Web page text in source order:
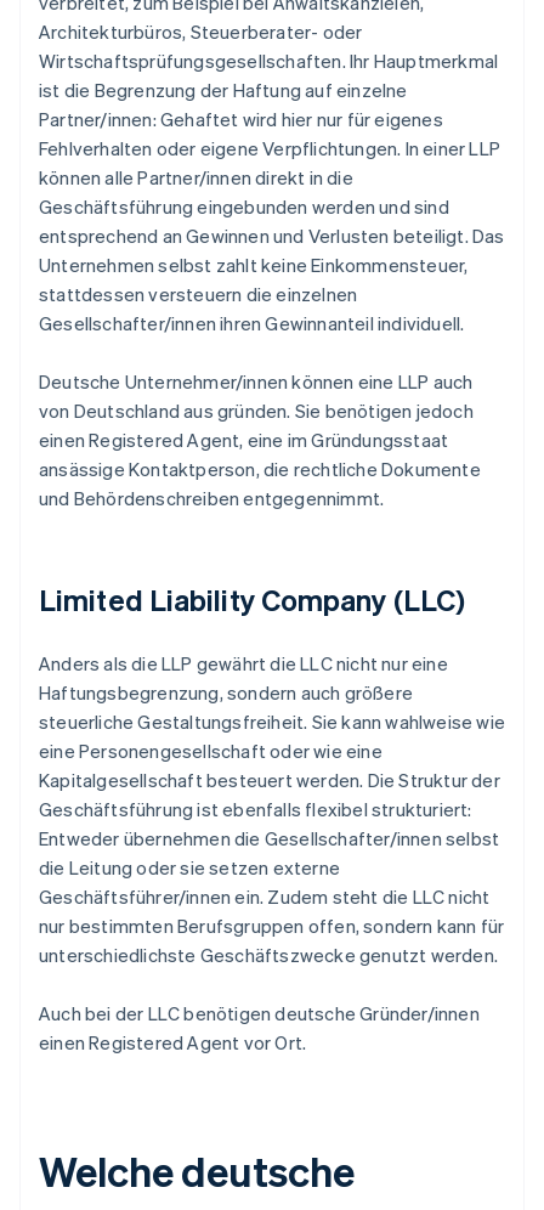
Architekturbüros, Steuerberater- oder
Wirtschaftsprüfungsgesellschaften. Ihr Hauptmerkmal
ist die Begrenzung der Haftung auf einzelne
Partner/innen: Gehaftet wird hier nur für eigenes
Fehlverhalten oder eigene Verpflichtungen. In einer LLP
können alle Partner/innen direkt in die
Geschäftsführung eingebunden werden und sind
entsprechend an Gewinnen und Verlusten beteiligt. Das
Unternehmen selbst zahlt keine Einkommensteuer,
stattdessen versteuern die einzelnen
Gesellschafter/innen ihren Gewinnanteil individuell.
Deutsche Unternehmer/innen können eine LLP auch
von Deutschland aus gründen. Sie benötigen jedoch
einen Registered Agent, eine im Gründungsstaat
ansässige Kontaktperson, die rechtliche Dokumente
und Behördenschreiben entgegennimmt.
Limited Liability Company (LLC)
Anders als die LLP gewährt die LLC nicht nur eine
Haftungsbegrenzung, sondern auch größere
steuerliche Gestaltungsfreiheit. Sie kann wahlweise wie
eine Personengesellschaft oder wie eine
Kapitalgesellschaft besteuert werden. Die Struktur der
Geschäftsführung ist ebenfalls flexibel strukturiert:
Entweder übernehmen die Gesellschafter/innen selbst
die Leitung oder sie setzen externe
Geschäftsführer/innen ein. Zudem steht die LLC nicht
nur bestimmten Berufsgruppen offen, sondern kann für
unterschiedlichste Geschäftszwecke genutzt werden.
Auch bei der LLC benötigen deutsche Gründer/innen
einen Registered Agent vor Ort.
Welche deutsche